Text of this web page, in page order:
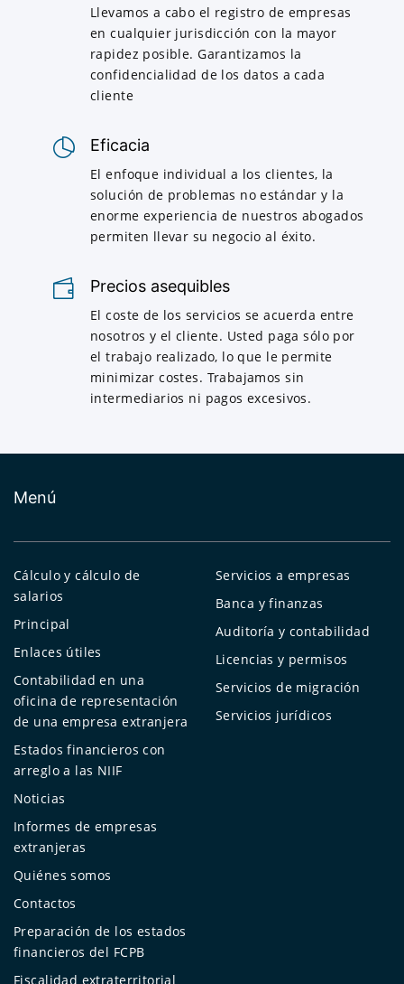
Llevamos a cabo el registro de empresas
en cualquier jurisdicción con la mayor
rapidez posible. Garantizamos la
confidencialidad de los datos a cada
cliente
Eficacia
El enfoque individual a los clientes, la
solución de problemas no estándar y la
enorme experiencia de nuestros abogados
permiten llevar su negocio al éxito.
Precios asequibles
El coste de los servicios se acuerda entre
nosotros y el cliente. Usted paga sólo por
el trabajo realizado, lo que le permite
minimizar costes. Trabajamos sin
intermediarios ni pagos excesivos.
Menú
Cálculo y cálculo de
salarios
Principal
Enlaces útiles
Contabilidad en una
oficina de representación
de una empresa extranjera
Estados financieros con
arreglo a las NIIF
Noticias
Informes de empresas
extranjeras
Quiénes somos
Contactos
Preparación de los estados
financieros del FCPB
Fiscalidad extraterritorial
Servicios a empresas
Banca y finanzas
Auditoría y contabilidad
Licencias y permisos
Servicios de migración
Servicios jurídicos